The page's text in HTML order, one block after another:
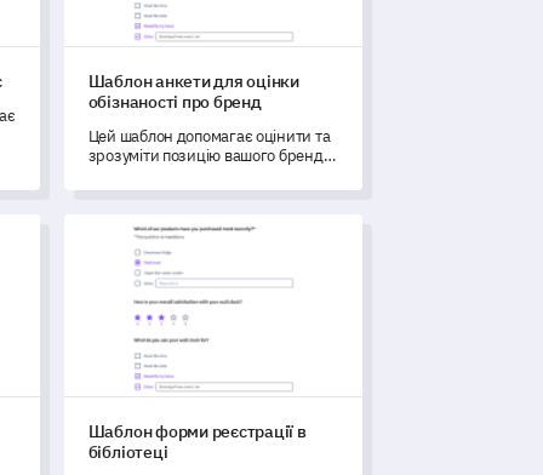
Шаблон анкети для оцінки
обізнаності про бренд
Цей шаблон допомагає оцінити та
зрозуміти позицію вашого бренду
брендуШаблон форми реєстрації в бібліотеці
Шаблон форми реєстрації в
бібліотеці